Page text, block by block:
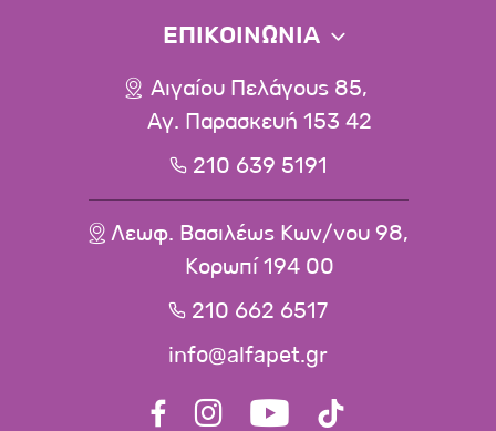
ΕΠΙΚΟΙΝΩΝΙΑ
Αιγαίου Πελάγους 85,
Αγ. Παρασκευή 153 42
210 639 5191
Λεωφ. Βασιλέως Κων/νου 98,
Κορωπί 194 00
210 662 6517
info@alfapet.gr